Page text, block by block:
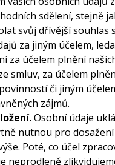
sdělení, stejně
svůj dřívější souhlas
za jiným účelem,
za účelem plnění
smluv, za účelem
či jiným
zájmů.
Osobní údaje
nutnou pro
Poté, co účel
neprodleně